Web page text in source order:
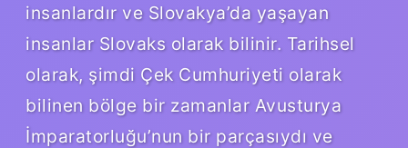
insanlardır ve Slovakya’da yaşayan
insanlar Slovaks olarak bilinir. Tarihsel
olarak, şimdi Çek Cumhuriyeti olarak
bilinen bölge bir zamanlar Avusturya
İmparatorluğu’nun bir parçasıydı ve